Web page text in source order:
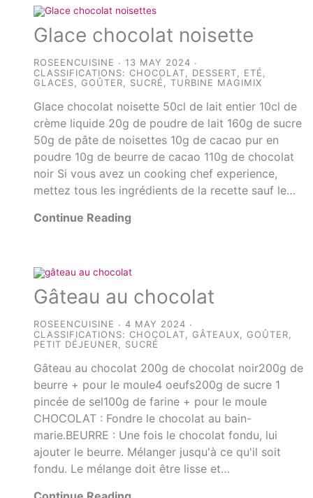
Glace chocolat noisette
ROSEENCUISINE
13 MAY 2024
CLASSIFICATIONS:CHOCOLAT DESSERT ETÉ
GLACES ,GOÛTER SUCRÉ ,TURBINE MAGIMIX
Glace chocolat noisette 50cl de lait entier 10cl de
crème liquide 20g de poudre de lait 160g de sucre
50g de pâte de noisettes 10g de cacao pur en
poudre 10g de beurre de cacao 110g de chocolat
noir Si vous avez un cooking chef experience,
mettez tous les ingrédients de la recette sauf le…
Continue Reading
Gâteau au chocolat
ROSEENCUISINE
4 MAY 2024
CLASSIFICATIONS:CHOCOLAT,GÂTEAUX,GOÛTER,
PETIT DÉJEUNER, SUCRÉ
Gâteau au chocolat 200g de chocolat noir200g de
beurre + pour le moule4 oeufs200g de sucre 1
pincée de sel100g de farine + pour le moule
CHOCOLAT : Fondre le chocolat au bain-
marie.BEURRE : Une fois le chocolat fondu, lui
ajouter le beurre. Mélanger jusqu'à ce qu'il soit
fondu. Le mélange doit être lisse et…